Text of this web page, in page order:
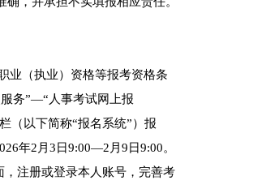
业（执业）资格等报考资格条
务”—“人事考试网上报
（以下简称“报名系统”）报
年2月3日9:00—2月9日9:00。
注册或登录本人账号，完善考